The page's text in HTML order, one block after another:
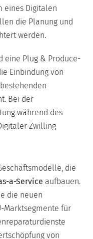
eines Digitalen
die Planung und
werden.
eine Plug & Produce-
Einbindung von
Bei der
während des
Zwilling
die
a-Service aufbauen.
die neuen
Marktsegmente für
von